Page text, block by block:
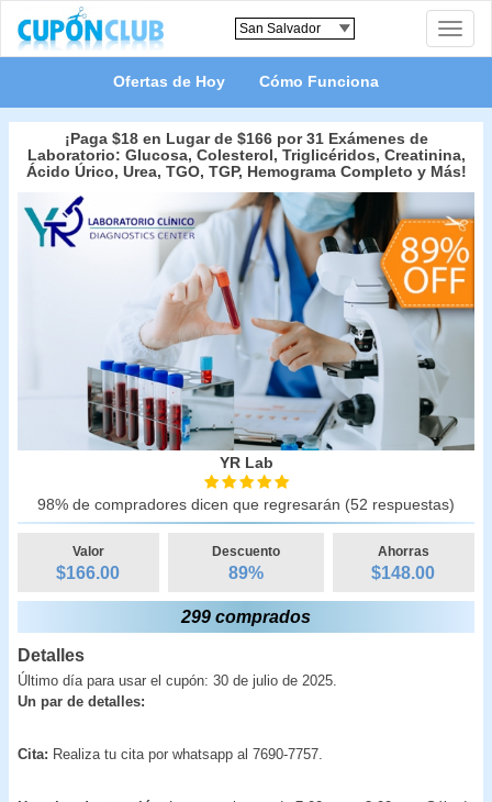
Toggle
Ofertas de Hoy Cómo Funciona
¡Paga $18 en Lugar de $166 por 31 Exámenes de
Laboratorio: Glucosa, Colesterol, Triglicéridos, Creatinina,
Ácido Úrico, Urea, TGO, TGP, Hemograma Completo y Más!
YR Lab
98% de compradores dicen que regresarán (52 respuestas)
Valor
$166.00
Descuento
89%
Ahorras
$148.00
299 comprados
Detalles
Último día para usar el cupón: 30 de julio de 2025.
Un par de detalles:
Cita: Realiza tu cita por whatsapp al 7690-7757.